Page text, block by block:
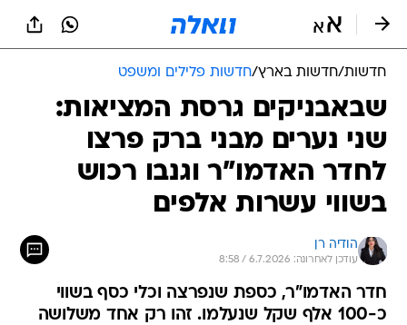
חדשות/חדשות בארץ/חדשות פלילים ומשפט
שבאבניקים גרסת המציאות:
שני נערים מבני ברק פרצו
לחדר האדמו"ר וגנבו רכוש
בשווי עשרות אלפים
הודיה רן
עודכן לאחרונה: 6.7.2026 / 8:58
חדר האדמו"ר, כספת שנפרצה וכלי כסף בשווי
כ-100 אלף שקל שנעלמו. זהו רק אחד משלושה